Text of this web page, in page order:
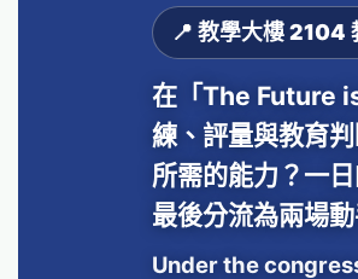
📍 教學大樓 2104
在「The Future
練、評量與教育
所需的能力？一
最後分流為兩場
Under the